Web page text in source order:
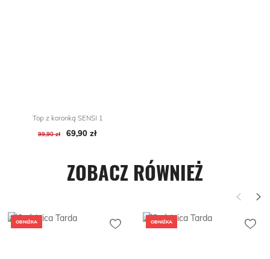
Top z koronką SENSI 1
Cena podstawowa
99,90 zł Cena
69,90 zł
ZOBACZ RÓWNIEŻ
OBNIŻKA OBNIŻKA